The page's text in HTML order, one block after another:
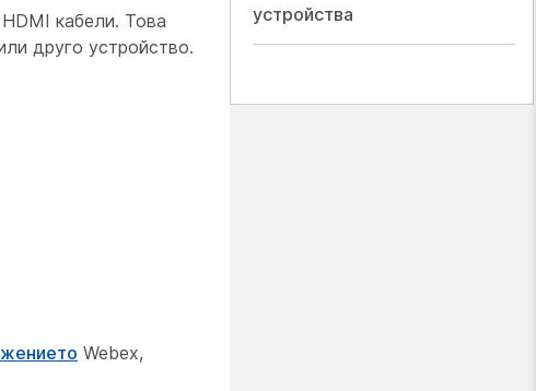
кабели. Това
друго устройство.
Webex,
устройства